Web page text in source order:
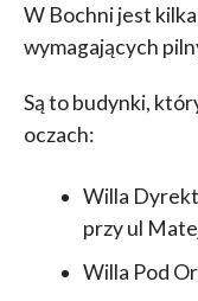
W Bochni jest
wymagających
Są to budynki,
oczach:
Willa
przy ul
Willa Pod